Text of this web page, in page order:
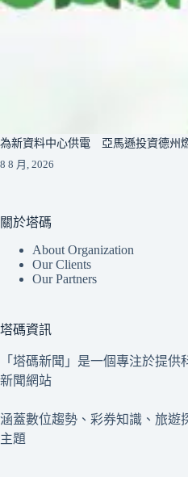
為新資料中心供電 亞馬遜投資德州
8 8 月, 2026
關於塔碼
About Organization
Our Clients
Our Partners
塔碼資訊
「塔碼新聞」是一個專注於提
新聞網站
涵蓋數位趨勢、彩券知識、旅遊
主題